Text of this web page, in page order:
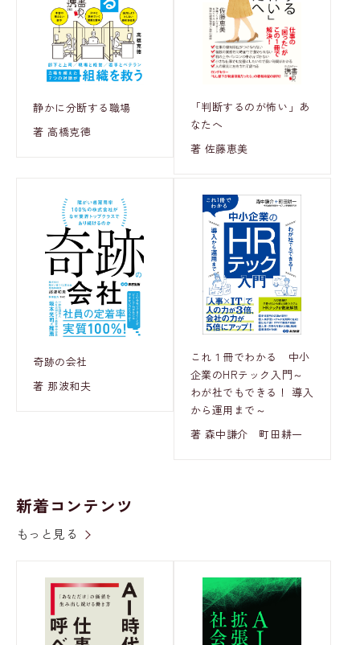
静かに分断する職場
著 高橋克徳
「判断するのが怖い」あ
なたへ
著 佐藤恵美
奇跡の会社
著 那波和夫
これ１冊でわかる 中小
企業のHRテック入門～
わが社でもできる！ 導入
から運用まで～
著 森中謙介 町田耕一
新着コンテンツ
もっと見る